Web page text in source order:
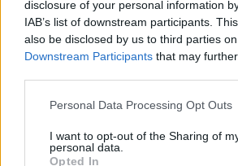
disclosure of your personal information
IAB’s list of downstream participants.
also be disclosed by us to third parties
Downstream Participants that may
Please note that this website/app uses
not limited to your visit or usage
grant or deny consent to Google and its
Personal Data Processing Opt Outs
I want to opt-out of the Sharing of
personal data.
Opted In
gondnokság semmiféle
mert van egy gondnoka, senki
könnyebben a mindennapokban.
Emellett gyakran hunynak szemet
érintettet attól, hogy a saját életét
legalapvetőbb kérdésekben
feltételezzük, hogy mi jobb döntést